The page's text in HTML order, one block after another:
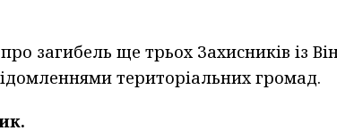
загибель ще трьох Захисників із
територіальних громад.